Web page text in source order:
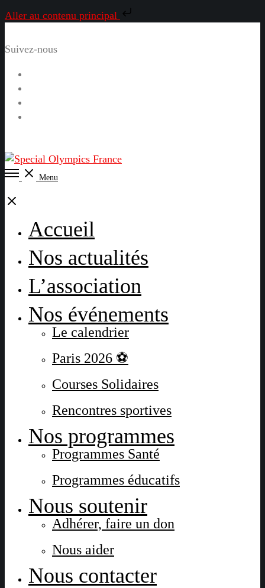
Aller au contenu principal
Suivez-nous
Open
Menu
Close
Accueil
Nos actualités
L’association
Nos événements
Le calendrier
Paris 2026 ⚽
Courses Solidaires
Rencontres sportives
Nos programmes
Programmes Santé
Programmes éducatifs
Nous soutenir
Adhérer, faire un don
Nous aider
Nous contacter